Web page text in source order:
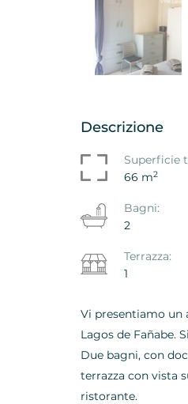
Descrizione
Superficie
66 m2
Bagni:
2
Terrazza:
1
Vi presentiamo
Lagos de Fañabe.
Due bagni, con
terrazza con vista
ristorante.
- Attico La Tejita
La Tejita, Granadilla